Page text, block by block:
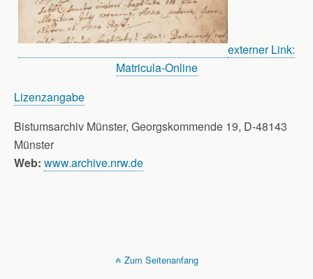
externer Link:
Matricula-Online
Lizenzangabe
Bistumsarchiv Münster, Georgskommende 19, D-48143
Münster
Web: www.archive.nrw.de
Zum Seitenanfang